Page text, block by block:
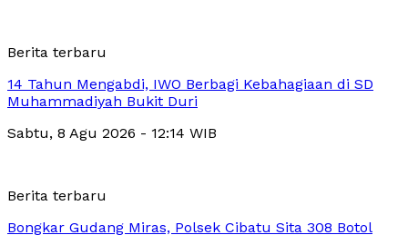
Berita terbaru
14 Tahun Mengabdi, IWO Berbagi Kebahagiaan di SD
Muhammadiyah Bukit Duri
Sabtu, 8 Agu 2026 - 12:14 WIB
Berita terbaru
Bongkar Gudang Miras, Polsek Cibatu Sita 308 Botol